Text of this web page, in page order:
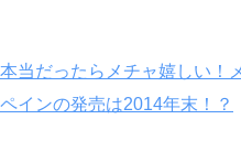
本当だったらメチャ嬉しい！
ペインの発売は2014年末！？